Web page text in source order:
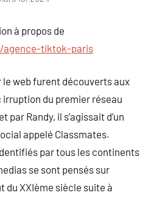
à propos de
tiktok-paris
le web furent découverts aux
irruption du premier réseau
Randy, il s’agissait d’un
appelé Classmates.
par tous les continents
se sont pensés sur
du XXIème siècle suite à